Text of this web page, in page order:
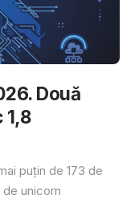
Două
1,8
puțin de 173 de
unicorn